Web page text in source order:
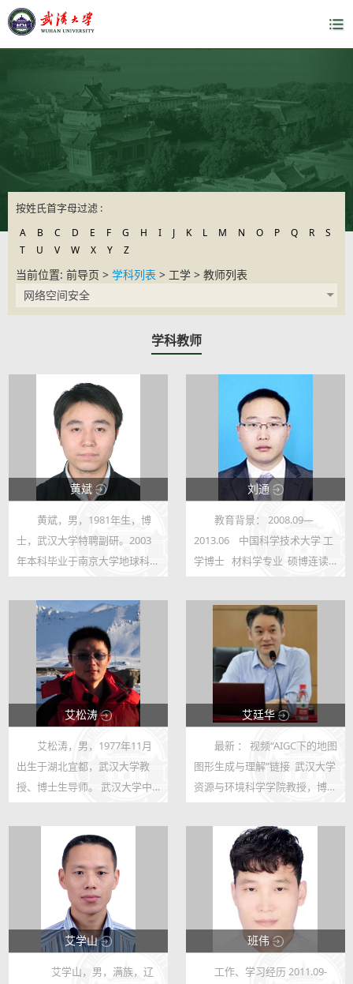
按姓氏首字母过滤 :
A B C D E F G H I J K L M N O P Q R
S
T
U V W X Y Z
当前位置: 前导页 > 学科列表 > 工学 > 教师列表
网络空间安全
学科教师
黄斌
31491
33
黄斌，男，1981年生，博
士，武汉大学特聘副研。2003
年本科毕业于南京大学地球科学
毕业于浙江大学土建学院岩土工
程专业；2016年博士毕业于武
汉大学土建学院岩土工程专业，
完成题为《软...
刘通
23293
68
教育背景： 2008.09—
2013.06 中国科学技术大学 工
学博士 材料学专业 硕博连读
大学 工学学士 材料科学与工
程专业 工作经历： 2017.11-至
今 武汉大学动力与机械...
艾松涛
20273
58
艾松涛，男，1977年11月
出生于湖北宜都，武汉大学教
授、博士生导师。 武汉大学中
武汉大学全球化发展战略咨询委
员会委员。 湖北省南北极科学
考察学会 理事长； 国际南极研
究科学委员会...
艾廷华
150972
331
最新 ： 视频“AIGC下的地图
图形生成与理解”链接 武汉大学
资源与环境科学学院教授，博士
从事地图学与地理信息科学的教
学与研究工作，近期致力于“地
图+人工智能”的研究。 研究方...
艾学山
56458
艾学山，男，满族，辽
班伟
14918
工作、学习经历 2011.09-